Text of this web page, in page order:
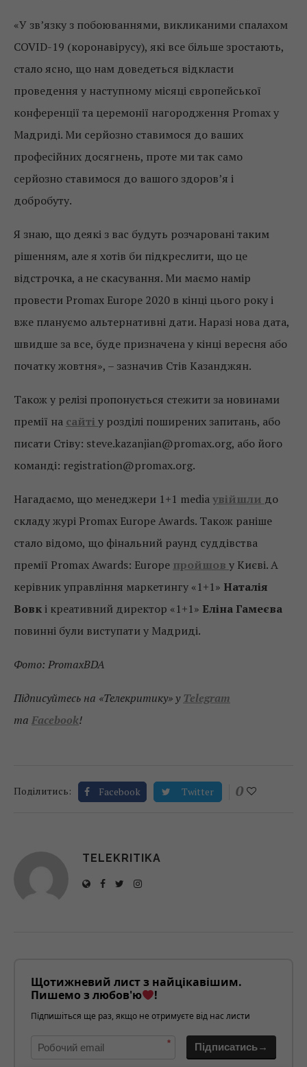
«У зв’язку з побоюваннями, викликаними спалахом
COVID-19 (коронавірусу), які все більше зростають,
стало ясно, що нам доведеться відкласти
проведення у наступному місяці європейської
конференції та церемонії нагородження Promax у
Мадриді. Ми серйозно ставимося до ваших
професійних досягнень, проте ми так само
серйозно ставимося до вашого здоров’я і
добробуту.
Я знаю, що деякі з вас будуть розчаровані таким
рішенням, але я хотів би підкреслити, що це
відстрочка, а не скасування. Ми маємо намір
провести Promax Europe 2020 в кінці цього року і
вже плануємо альтернативні дати. Наразі нова дата,
швидше за все, буде призначена у кінці вересня або
початку жовтня», – зазначив Стів Казанджян.
Також у релізі пропонується стежити за новинами
премії на сайті у розділі поширених запитань, або
писати Стіву: steve.kazanjian@promax.org, або його
команді: registration@promax.org.
Нагадаємо, що менеджери 1+1 mediaувійшли до
складу журі Promax Europe Awards. Також раніше
стало відомо, що фінальний раунд суддівства
премії Promax Awards: Europe пройшов у Києві. А
керівник управління маркетингу «1+1» Наталія
Вовкі креативний директор «1+1» Еліна Гамеєва
повинні були виступати у Мадриді.
Фото: PromaxBDA
Підписуйтесь на «Телекритику» у Telegram
та Facebook!
Поділитись: Facebook Twitter 0
TELEKRITIKA
Щотижневий лист з найцікавішим.
Пишемо з любов'ю
!
Підпишіться ще раз, якщо не отримуєте від нас листи
* Підписатись→